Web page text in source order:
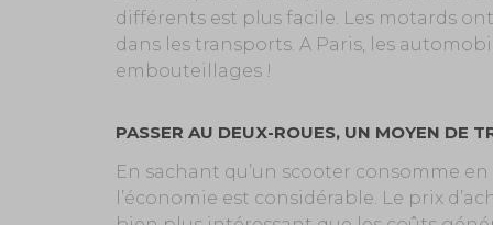
différents est plus facile. Les motards
dans les transports. A Paris, les
embouteillages !
PASSER AU DEUX-ROUES, UN MOYEN DE
En sachant qu’un scooter consomme
l’économie est considérable. Le prix